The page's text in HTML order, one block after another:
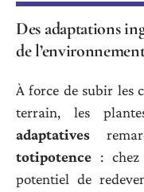
Des adaptations
de
À force de subir les
terrain, les
adaptatives
totipotence : chez
potentiel de